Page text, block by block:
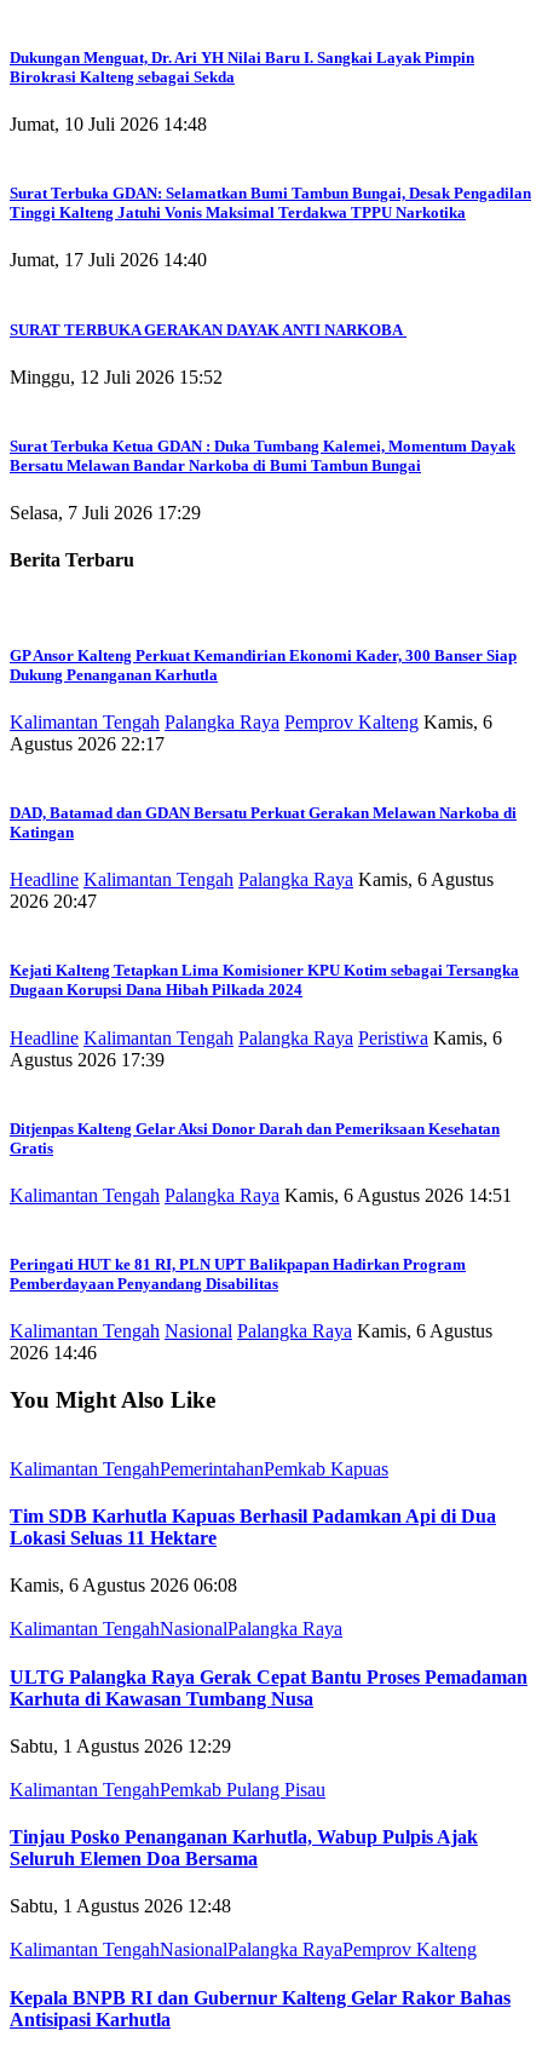
Dukungan Menguat, Dr. Ari YH Nilai Baru I. Sangkai Layak Pimpin
Birokrasi Kalteng sebagai Sekda
Jumat, 10 Juli 2026 14:48
Surat Terbuka GDAN: Selamatkan Bumi Tambun Bungai, Desak Pengadilan
Tinggi Kalteng Jatuhi Vonis Maksimal Terdakwa TPPU Narkotika
Jumat, 17 Juli 2026 14:40
SURAT TERBUKA GERAKAN DAYAK ANTI NARKOBA
Minggu, 12 Juli 2026 15:52
Surat Terbuka Ketua GDAN : Duka Tumbang Kalemei, Momentum Dayak
Bersatu Melawan Bandar Narkoba di Bumi Tambun Bungai
Selasa, 7 Juli 2026 17:29
Berita Terbaru
GP Ansor Kalteng Perkuat Kemandirian Ekonomi Kader, 300 Banser Siap
Dukung Penanganan Karhutla
Kalimantan Tengah Palangka Raya Pemprov Kalteng Kamis, 6
Agustus 2026 22:17
DAD, Batamad dan GDAN Bersatu Perkuat Gerakan Melawan Narkoba di
Katingan
Headline Kalimantan Tengah Palangka Raya Kamis, 6 Agustus
2026 20:47
Kejati Kalteng Tetapkan Lima Komisioner KPU Kotim sebagai Tersangka
Dugaan Korupsi Dana Hibah Pilkada 2024
Headline Kalimantan Tengah Palangka Raya Peristiwa Kamis, 6
Agustus 2026 17:39
Ditjenpas Kalteng Gelar Aksi Donor Darah dan Pemeriksaan Kesehatan
Gratis
Kalimantan Tengah Palangka Raya Kamis, 6 Agustus 2026 14:51
Peringati HUT ke 81 RI, PLN UPT Balikpapan Hadirkan Program
Pemberdayaan Penyandang Disabilitas
Kalimantan Tengah Nasional Palangka Raya Kamis, 6 Agustus
2026 14:46
You Might Also Like
Kalimantan TengahPemerintahanPemkab Kapuas
Tim SDB Karhutla Kapuas Berhasil Padamkan Api di Dua
Lokasi Seluas 11 Hektare
Kamis, 6 Agustus 2026 06:08
Kalimantan TengahNasionalPalangka Raya
ULTG Palangka Raya Gerak Cepat Bantu Proses Pemadaman
Karhuta di Kawasan Tumbang Nusa
Sabtu, 1 Agustus 2026 12:29
Kalimantan TengahPemkab Pulang Pisau
Tinjau Posko Penanganan Karhutla, Wabup Pulpis Ajak
Seluruh Elemen Doa Bersama
Sabtu, 1 Agustus 2026 12:48
Kalimantan TengahNasionalPalangka RayaPemprov Kalteng
Kepala BNPB RI dan Gubernur Kalteng Gelar Rakor Bahas
Antisipasi Karhutla